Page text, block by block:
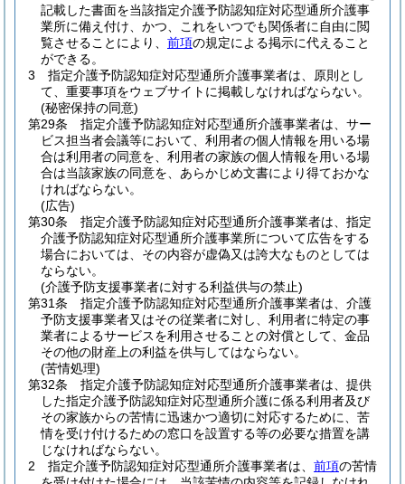
記載した書面を当該指定介護予防認知症対応型通所介護事
業所に備え付け、かつ、これをいつでも関係者に自由に閲
覧させることにより、 前項の規定による掲示に代えること
ができる。
3
指定介護予防認知症対応型通所介護事業者は、原則とし
て、重要事項をウェブサイトに掲載しなければならない。
(秘密保持の同意)
第29条
指定介護予防認知症対応型通所介護事業者は、サー
ビス担当者会議等において、利用者の個人情報を用いる場
合は利用者の同意を、利用者の家族の個人情報を用いる場
合は当該家族の同意を、あらかじめ文書により得ておかな
ければならない。
(広告)
第30条
指定介護予防認知症対応型通所介護事業者は、指定
介護予防認知症対応型通所介護事業所について広告をする
場合においては、その内容が虚偽又は誇大なものとしては
ならない。
(介護予防支援事業者に対する利益供与の禁止)
第31条
指定介護予防認知症対応型通所介護事業者は、介護
予防支援事業者又はその従業者に対し、利用者に特定の事
業者によるサービスを利用させることの対償として、金品
その他の財産上の利益を供与してはならない。
(苦情処理)
第32条
指定介護予防認知症対応型通所介護事業者は、提供
した指定介護予防認知症対応型通所介護に係る利用者及び
その家族からの苦情に迅速かつ適切に対応するために、苦
情を受け付けるための窓口を設置する等の必要な措置を講
じなければならない。
2
指定介護予防認知症対応型通所介護事業者は、 前項の苦情